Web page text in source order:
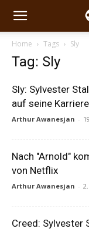
Home Tags Sly
Tag: Sly
Sly: Sylvester
auf seine
Arthur Awanesjan -
Nach "Arnold"
von Netflix
Arthur Awanesjan -
Creed: Sylvester